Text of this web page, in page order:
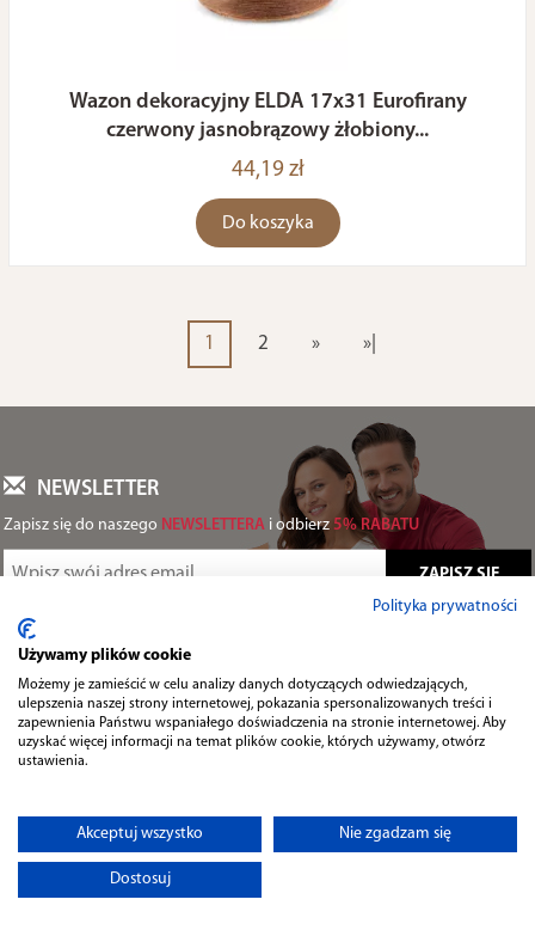
Wazon dekoracyjny ELDA 17x31 Eurofirany
czerwony jasnobrązowy żłobiony...
44,19 zł
Do koszyka
1 2 » »|
NEWSLETTER
Zapisz się do naszego NEWSLETTERA i odbierz 5% RABATU
Wyrażam zgodę na przetwarzanie moich danych osobowych zgodnie z
Przydatne
Polityka prywatności
Używamy plików cookie
Możemy je zamieścić w celu analizy danych dotyczących odwiedzających,
ulepszenia naszej strony internetowej, pokazania spersonalizowanych treści i
zapewnienia Państwu wspaniałego doświadczenia na stronie internetowej. Aby
uzyskać więcej informacji na temat plików cookie, których używamy, otwórz
ustawienia.
Akceptuj wszystko Nie zgadzam się
Dostosuj